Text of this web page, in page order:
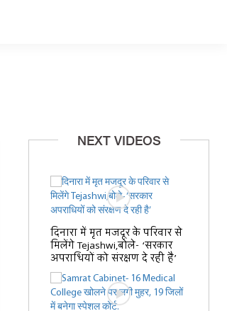
NEXT VIDEOS
दिनारा में मृत मजदूर के परिवार से
मिलेंगे Tejashwi,बोले- ‘सरकार
अपराधियों को संरक्षण दे रही है’